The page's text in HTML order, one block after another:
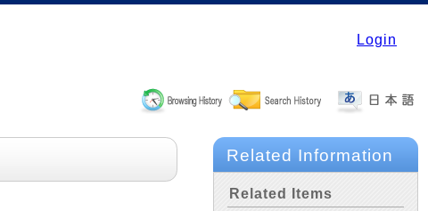
Login
Related Information
Related Items